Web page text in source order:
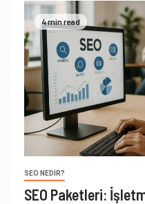
4 min read
SEO NEDIR?
SEO Paketleri: